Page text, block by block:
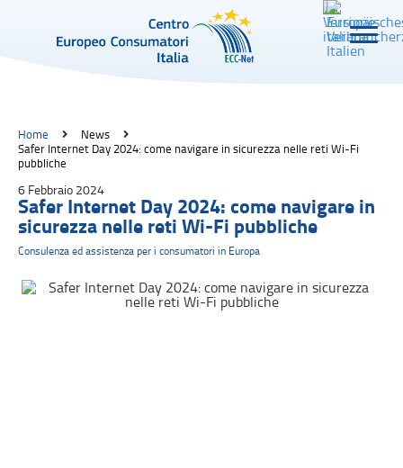
Home
News
Safer Internet Day 2024: come navigare in sicurezza nelle reti Wi-Fi
pubbliche
6 Febbraio 2024
Safer Internet Day 2024: come navigare in
sicurezza nelle reti Wi-Fi pubbliche
Consulenza ed assistenza per i consumatori in Europa